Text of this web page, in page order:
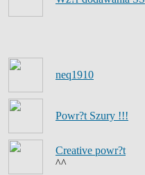
neq1910
Powr?t Szury !!!
Creative powr?t
^^